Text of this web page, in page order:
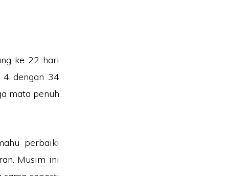
ke 22 hari
4 dengan 34
mata penuh
perbaiki
Musim ini